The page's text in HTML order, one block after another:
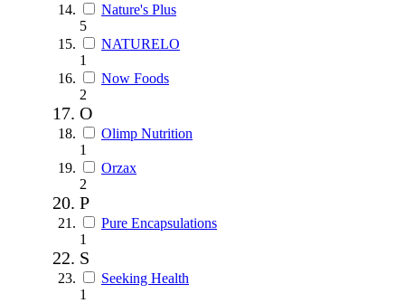
Nature's Plus
5
NATURELO
1
Now Foods
2
O
Olimp Nutrition
1
Orzax
2
P
Pure Encapsulations
1
S
Seeking Health
1